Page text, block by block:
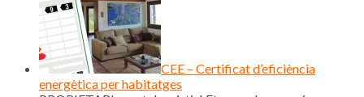
CEE – Certificat d’eficiència
energètica per habitatges